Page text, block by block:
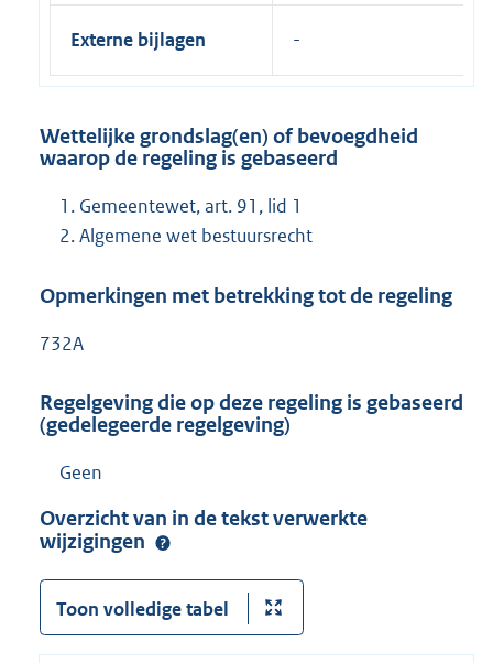
Externe bijlagen
Wettelijke grondslag(en) of bevoegdheid
waarop de regeling is gebaseerd
Gemeentewet, art. 91, lid 1
Algemene wet bestuursrecht
Opmerkingen met betrekking tot de regeling
732A
Regelgeving die op deze regeling is gebaseerd
(gedelegeerde regelgeving)
Geen
Overzicht van in de tekst verwerkte
wijzigingen
Toon volledige tabel